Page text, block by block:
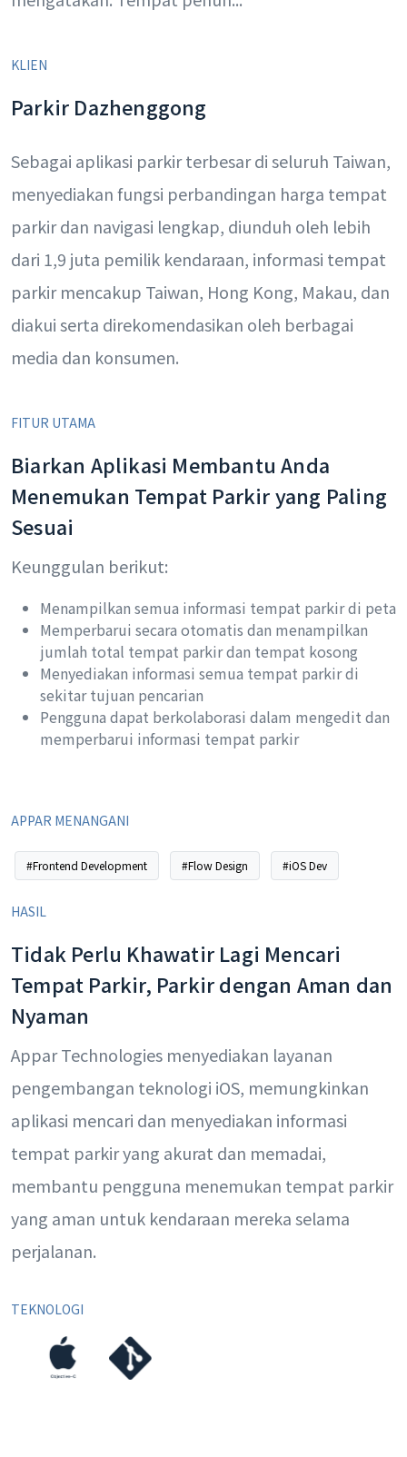
KLIEN
Parkir Dazhenggong
Sebagai aplikasi parkir terbesar di seluruh Taiwan,
menyediakan fungsi perbandingan harga tempat
parkir dan navigasi lengkap, diunduh oleh lebih
dari 1,9 juta pemilik kendaraan, informasi tempat
parkir mencakup Taiwan, Hong Kong, Makau, dan
diakui serta direkomendasikan oleh berbagai
media dan konsumen.
FITUR UTAMA
Biarkan Aplikasi Membantu Anda
Menemukan Tempat Parkir yang Paling
Sesuai
Keunggulan berikut:
Menampilkan semua informasi tempat parkir di peta
Memperbarui secara otomatis dan menampilkan
jumlah total tempat parkir dan tempat kosong
Menyediakan informasi semua tempat parkir di
sekitar tujuan pencarian
Pengguna dapat berkolaborasi dalam mengedit dan
memperbarui informasi tempat parkir
APPAR MENANGANI
#Frontend Development #Flow Design #iOS Dev
HASIL
Tidak Perlu Khawatir Lagi Mencari
Tempat Parkir, Parkir dengan Aman dan
Nyaman
Appar Technologies menyediakan layanan
pengembangan teknologi iOS, memungkinkan
aplikasi mencari dan menyediakan informasi
tempat parkir yang akurat dan memadai,
membantu pengguna menemukan tempat parkir
yang aman untuk kendaraan mereka selama
perjalanan.
TEKNOLOGI